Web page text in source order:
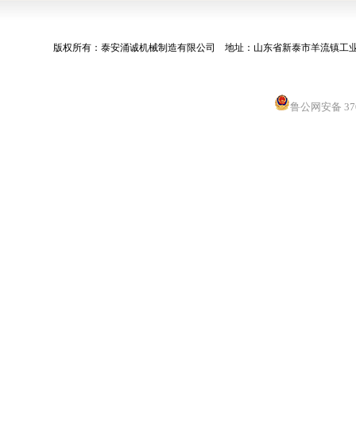
版权所有：泰安涌诚机械制造有限公司 地址：山东省新泰市羊流镇
鲁公网安备